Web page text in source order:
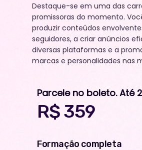
Destaque-se em uma das
promissoras do momento.
produzir conteúdos
seguidores, a criar anúncios
diversas plataformas e a
marcas e personalidades nas
Formação completa
Parcele no boleto. Até
R$ 359